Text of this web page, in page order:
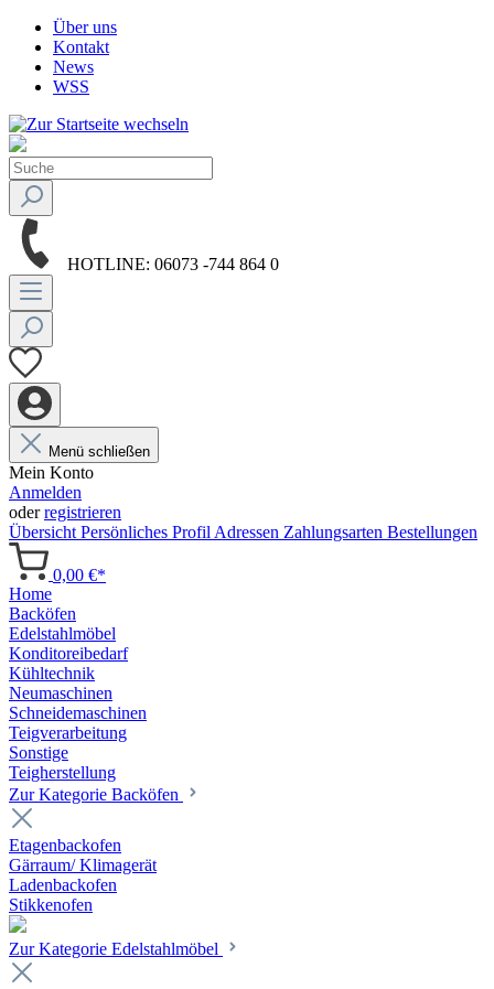
Über uns
Kontakt
News
WSS
HOTLINE: 06073 -744 864 0
Menü schließen
Mein Konto
Anmelden
oderregistrieren
Übersicht Persönliches Profil Adressen Zahlungsarten Bestellungen
0,00 €*
Home
Backöfen
Edelstahlmöbel
Konditoreibedarf
Kühltechnik
Neumaschinen
Schneidemaschinen
Teigverarbeitung
Sonstige
Teigherstellung
Zur Kategorie Backöfen
Etagenbackofen
Gärraum/ Klimagerät
Ladenbackofen
Stikkenofen
Zur Kategorie Edelstahlmöbel